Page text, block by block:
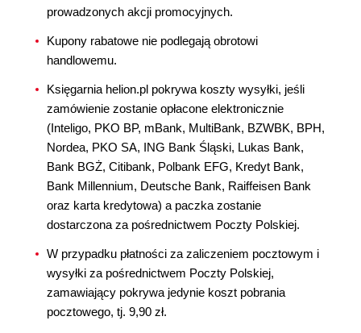
prowadzonych akcji promocyjnych.
Kupony rabatowe nie podlegają obrotowi
handlowemu.
Księgarnia helion.pl pokrywa koszty wysyłki, jeśli
zamówienie zostanie opłacone elektronicznie
(Inteligo, PKO BP, mBank, MultiBank, BZWBK, BPH,
Nordea, PKO SA, ING Bank Śląski, Lukas Bank,
Bank BGŻ, Citibank, Polbank EFG, Kredyt Bank,
Bank Millennium, Deutsche Bank, Raiffeisen Bank
oraz karta kredytowa) a paczka zostanie
dostarczona za pośrednictwem Poczty Polskiej.
W przypadku płatności za zaliczeniem pocztowym i
wysyłki za pośrednictwem Poczty Polskiej,
zamawiający pokrywa jedynie koszt pobrania
pocztowego, tj. 9,90 zł.